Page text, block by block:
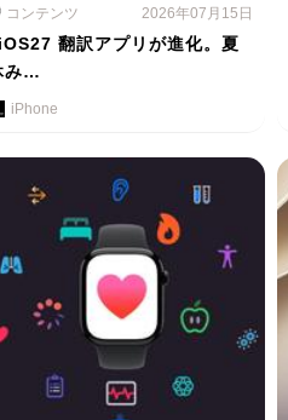
コンテンツ 2026年07月15日
翻訳アプリが進化。夏
み…
iPhone